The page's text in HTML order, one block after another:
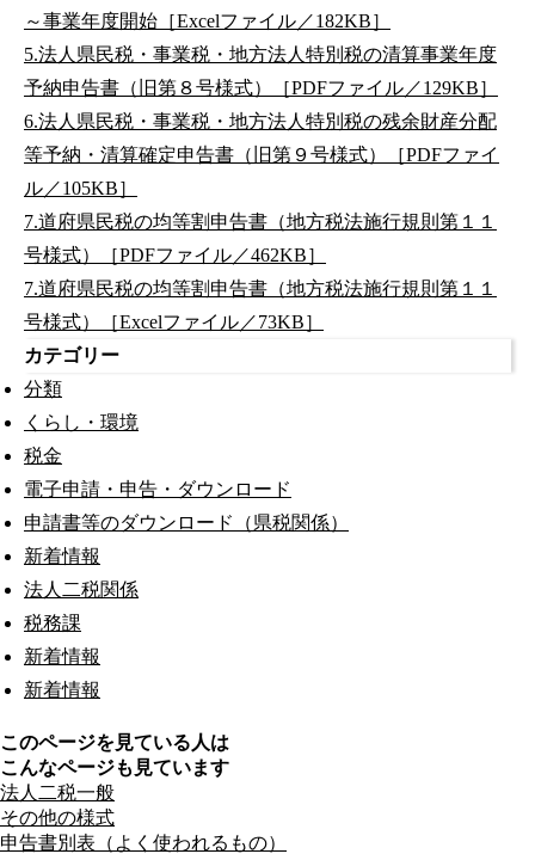
～事業年度開始［Excelファイル／182KB］
5.法人県民税・事業税・地方法人特別税の清算事業年度
予納申告書（旧第８号様式）［PDFファイル／129KB］
6.法人県民税・事業税・地方法人特別税の残余財産分配
等予納・清算確定申告書（旧第９号様式）［PDFファイ
ル／105KB］
7.道府県民税の均等割申告書（地方税法施行規則第１１
号様式）［PDFファイル／462KB］
7.道府県民税の均等割申告書（地方税法施行規則第１１
号様式）［Excelファイル／73KB］
カテゴリー
分類
くらし・環境
税金
電子申請・申告・ダウンロード
申請書等のダウンロード（県税関係）
新着情報
法人二税関係
税務課
新着情報
新着情報
このページを見ている人は
こんなページも見ています
法人二税一般
その他の様式
申告書別表（よく使われるもの）